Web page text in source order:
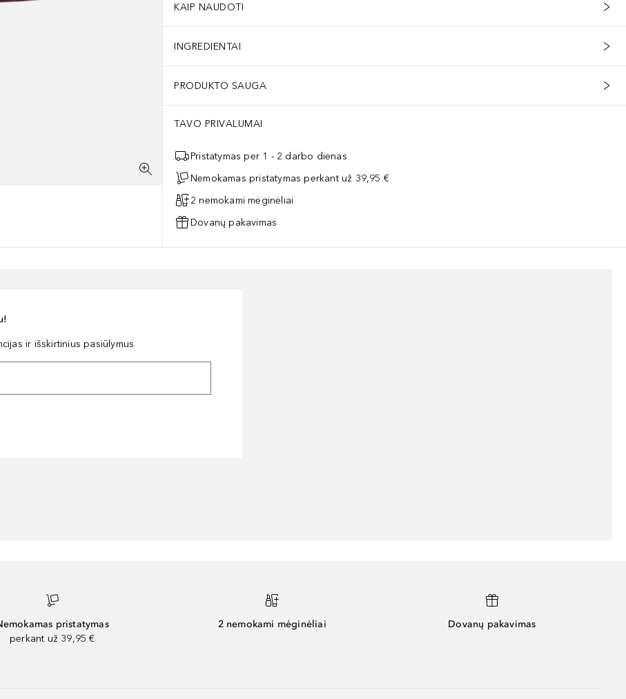
KAIP NAUDOTI
INGREDIENTAI
PRODUKTO SAUGA
TAVO PRIVALUMAI
Pristatymas per 1 - 2 darbo dienas
Nemokamas pristatymas perkant už 39,95 €
2 nemokami mėginėliai
Dovanų pakavimas
ir išskirtinius pasiūlymus
pristatymas
perkant už 39,95 €
2 nemokami mėginėliai Dovanų pakavimas